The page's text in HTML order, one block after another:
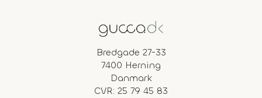
Bredgade 27-33
7400 Herning
Danmark
CVR: 25 79 45 83